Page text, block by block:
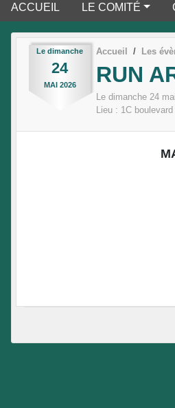
ACCUEIL LE COMITÉ
Le dimanche
24
MAI 2026
Accueil Les
RUN
Le dimanche 24 mai
Lieu : 1C